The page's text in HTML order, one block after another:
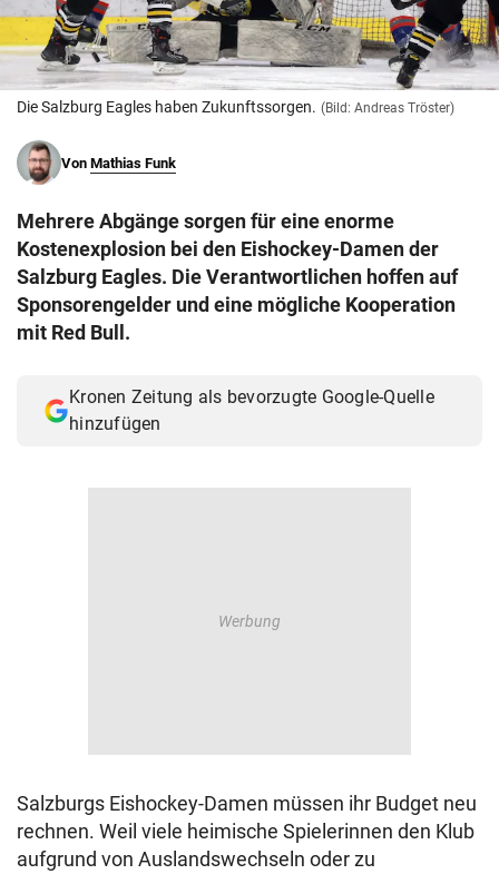
© Krone Multimedia GmbH & Co KG 2026
Muthgasse 2, 1190 Wien
Die Salzburg Eagles haben Zukunftssorgen. (Bild: Andreas Tröster)
Von Mathias Funk
Mehrere Abgänge sorgen für eine enorme
Kostenexplosion bei den Eishockey-Damen der
Salzburg Eagles. Die Verantwortlichen hoffen auf
Sponsorengelder und eine mögliche Kooperation
mit Red Bull.
Kronen Zeitung als bevorzugte Google-Quelle
hinzufügen
Salzburgs Eishockey-Damen müssen ihr Budget neu
rechnen. Weil viele heimische Spielerinnen den Klub
aufgrund von Auslandswechseln oder zu